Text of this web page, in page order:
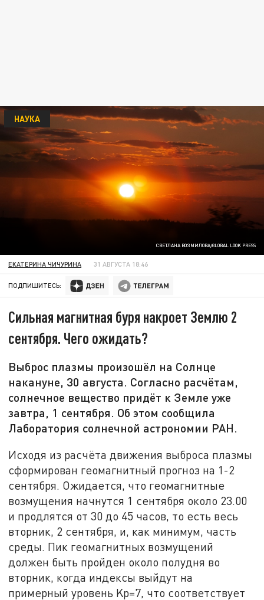
СВЕТЛАНА ВОЗМИЛОВА/GLOBAL LOOK PRESS
НАУКА
ЕКАТЕРИНА ЧИЧУРИНА 31 АВГУСТА 18:46
ПОДПИШИТЕСЬ:
Сильная магнитная буря накроет Землю 2
сентября. Чего ожидать?
Выброс плазмы произошёл на Солнце
накануне, 30 августа. Согласно расчётам,
солнечное вещество придёт к Земле уже
завтра, 1 сентября. Об этом сообщила
Лаборатория солнечной астрономии РАН.
Исходя из расчёта движения выброса плазмы
сформирован геомагнитный прогноз на 1-2
сентября. Ожидается, что геомагнитные
возмущения начнутся 1 сентября около 23.00
и продлятся от 30 до 45 часов, то есть весь
вторник, 2 сентября, и, как минимум, часть
среды. Пик геомагнитных возмущений
должен быть пройден около полудня во
вторник, когда индексы выйдут на
примерный уровень Kp=7, что соответствует